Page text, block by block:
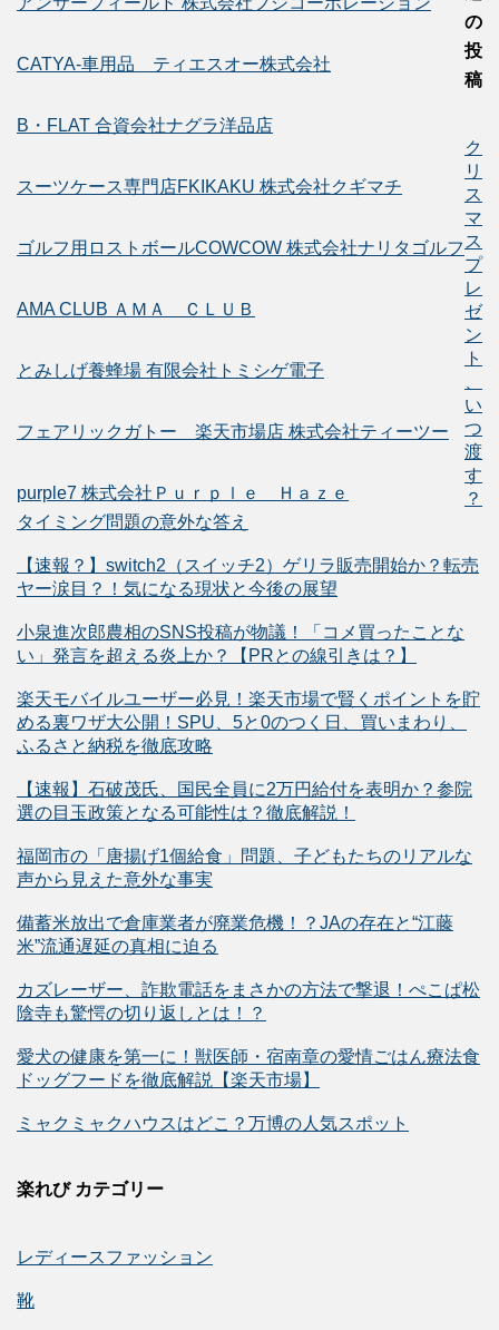
CATYA-車用品 ティエスオー株式会社
B・FLAT 合資会社ナグラ洋品店
スーツケース専門店FKIKAKU 株式会社クギマチ
ゴルフ用ロストボールCOWCOW 株式会社ナリタゴルフ
AMA CLUB ＡＭＡ ＣＬＵＢ
とみしげ養蜂場 有限会社トミシゲ電子
フェアリックガトー 楽天市場店 株式会社ティーツー
purple7 株式会社Ｐｕｒｐｌｅ Ｈａｚｅ
の
投
稿
ク
リ
ス
マ
ス
プ
レ
ゼ
ン
ト
い
つ
渡
す
？
タイミング問題の意外な答え
【速報？】switch2（スイッチ2）ゲリラ販売開始か？転売
ヤー涙目？！気になる現状と今後の展望
小泉進次郎農相のSNS投稿が物議！「コメ買ったことな
い」発言を超える炎上か？【PRとの線引きは？】
楽天モバイルユーザー必見！楽天市場で賢くポイントを貯
める裏ワザ大公開！SPU、5と0のつく日、買いまわり、
ふるさと納税を徹底攻略
【速報】石破茂氏、国民全員に2万円給付を表明か？参院
選の目玉政策となる可能性は？徹底解説！
福岡市の「唐揚げ1個給食」問題、子どもたちのリアルな
声から見えた意外な事実
備蓄米放出で倉庫業者が廃業危機！？JAの存在と“江藤
米”流通遅延の真相に迫る
カズレーザー、詐欺電話をまさかの方法で撃退！ぺこぱ松
陰寺も驚愕の切り返しとは！？
愛犬の健康を第一に！獣医師・宿南章の愛情ごはん療法食
ドッグフードを徹底解説【楽天市場】
ミャクミャクハウスはどこ？万博の人気スポット
楽れび カテゴリー
レディースファッション
靴